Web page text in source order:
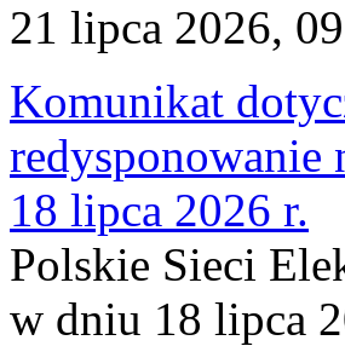
21 lipca 2026,
Komunikat
18 lipca 2026 r.
Polskie Sieci
w dniu 18 lipca